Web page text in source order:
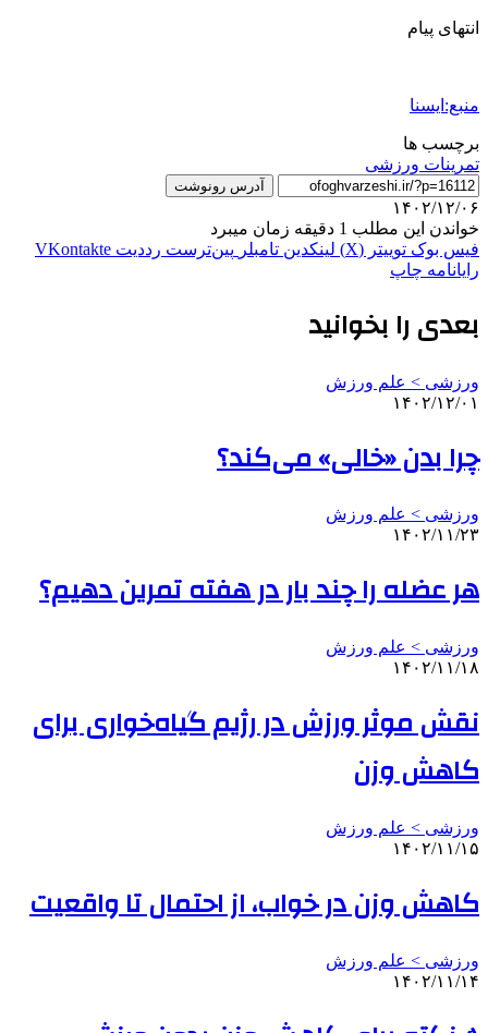
انتهای پیام
منبع:ایسنا
برچسب ها
تمرینات ورزشی
آدرس رونوشت
۱۴۰۲/۱۲/۰۶
خواندن این مطلب 1 دقیقه زمان میبرد
فیس بوک توییتر (X) لینکدین ‫تامبلر ‫پین‌ترست ‫رددیت ‫VKontakte
رایانامه چاپ
بعدی را بخوانید
ورزشی > علم ورزش
۱۴۰۲/۱۲/۰۱
چرا بدن «خالی» می‌کند؟
ورزشی > علم ورزش
۱۴۰۲/۱۱/۲۳
هر عضله را چند بار در هفته تمرین دهیم؟
ورزشی > علم ورزش
۱۴۰۲/۱۱/۱۸
نقش موثر ورزش در رژیم گیاه‌خواری برای
کاهش وزن
ورزشی > علم ورزش
۱۴۰۲/۱۱/۱۵
کاهش وزن در خواب، از احتمال تا واقعیت
ورزشی > علم ورزش
۱۴۰۲/۱۱/۱۴